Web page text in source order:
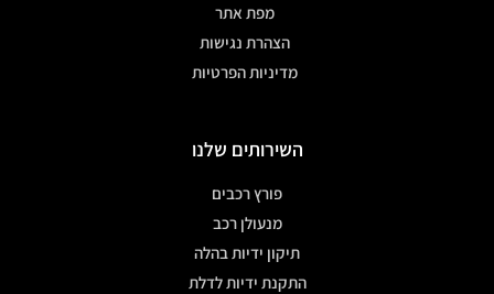
מפת אתר
הצהרת נגישות
מדיניות הפרטיות
השירותים שלנו
פורץ רכבים
מנעולן רכב
תיקון ידיות בהלה
התקנת ידיות לדלת